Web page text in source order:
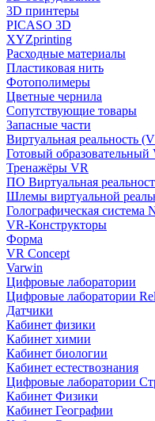
3D принтеры
PICASO 3D
XYZprinting
Расходные материалы
Пластиковая нить
Фотополимеры
Цветные чернила
Сопутствующие товары
Запасные части
Виртуальная реальность
Готовый образовательный
Тренажёры VR
ПО Виртуальная
Шлемы виртуальной
Голографическая система
VR-Конструкторы
Форма
VR Concept
Varwin
Цифровые лаборатории
Цифровые лаборатории
Датчики
Кабинет физики
Кабинет химии
Кабинет биологии
Кабинет естествознания
Цифровые лаборатории
Кабинет Физики
Кабинет Географии